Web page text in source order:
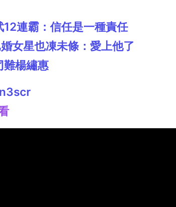
連霸：信任是一種責任
女星也凍未條：愛上他了
難楊繡惠